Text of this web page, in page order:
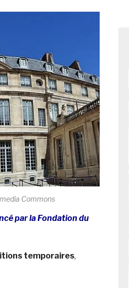
Commons
par la Fondation du
temporaires,